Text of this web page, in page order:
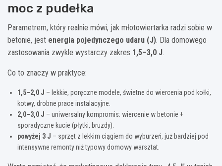
moc z pudełka
Parametrem, który realnie mówi, jak młotowiertarka radzi sobie w
betonie, jest energia pojedynczego udaru (J). Dla domowego
zastosowania zwykle wystarczy zakres 1,5–3,0 J.
Co to znaczy w praktyce:
1,5–2,0 J – lekkie, poręczne modele, świetne do wiercenia pod kołki,
kotwy, drobne prace instalacyjne.
2,0–3,0 J – uniwersalny kompromis: wiercenie w betonie +
sporadyczne kucie (płytki, bruzdy).
powyżej 3 J – sprzęt z lekkim ciągiem do wyburzeń, już bardziej pod
intensywne remonty niż typowy domowy warsztat.